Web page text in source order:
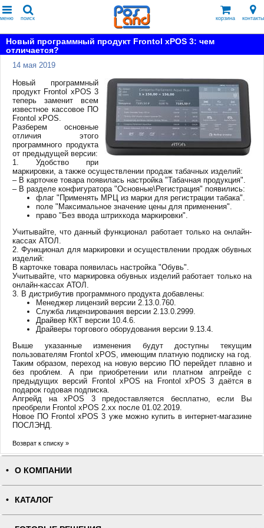
меню поиск корзина контакты
Новый программный продукт Frontol xPOS 3: чем
отличается?
14 мая 2019
Новый программный
продукт Frontol xPOS 3
теперь заменит всем
известное кассовое ПО
Frontol xPOS.
Разберем основные
отличия этого
программного продукта
от предыдущей версии:
1. Удобство при
маркировки, а также осуществлении продаж табачных изделий:
– В карточке товара появилась настройка "Табачная продукция".
– В разделе конфигуратора "Основные\Регистрация" появились:
флаг "Применять МРЦ из марки для регистрации табака".
поле "Максимальное значение цены для применения".
право "Без ввода штрихкода маркировки".
Учитывайте, что данный функционал работает только на онлайн-
кассах АТОЛ.
2. Функционал для маркировки и осуществлении продаж обувных
изделий:
В карточке товара появилась настройка "Обувь".
Учитывайте, что маркировка обувных изделий работает только на
онлайн-кассах АТОЛ.
3. В дистрибутив программного продукта добавлены:
Менеджер лицензий версии 2.13.0.760.
Служба лицензирования версии 2.13.0.2999.
Драйвер ККТ версии 10.4.6.
Драйверы торгового оборудования версии 9.13.4.
Выше указанные изменения будут доступны текущим
пользователям Frontol xPOS, имеющим платную подписку на год.
Таким образом, переход на новую версию ПО перейдет плавно и
без проблем. А при приобретении или платном апгрейде с
предыдущих версий Frontol xPOS на Frontol xPOS 3 даётся в
подарок годовая подписка.
Апгрейд на xPOS 3 предоставляется бесплатно, если Вы
преобрели Frontol xPOS 2.xx после 01.02.2019.
Новое ПО Frontol xPOS 3 уже можно купить в интернет-магазине
ПОСЛЭНД.
Возврат к списку »
О КОМПАНИИ
КАТАЛОГ